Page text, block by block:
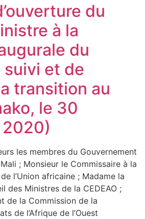
du
à la
du
et de
transition au
le 30
les membres du Gouvernement
; Monsieur le Commissaire à la
l’Union africaine ; Madame la
des Ministres de la CEDEAO ;
de la Commission de la
de l’Afrique de l’Ouest